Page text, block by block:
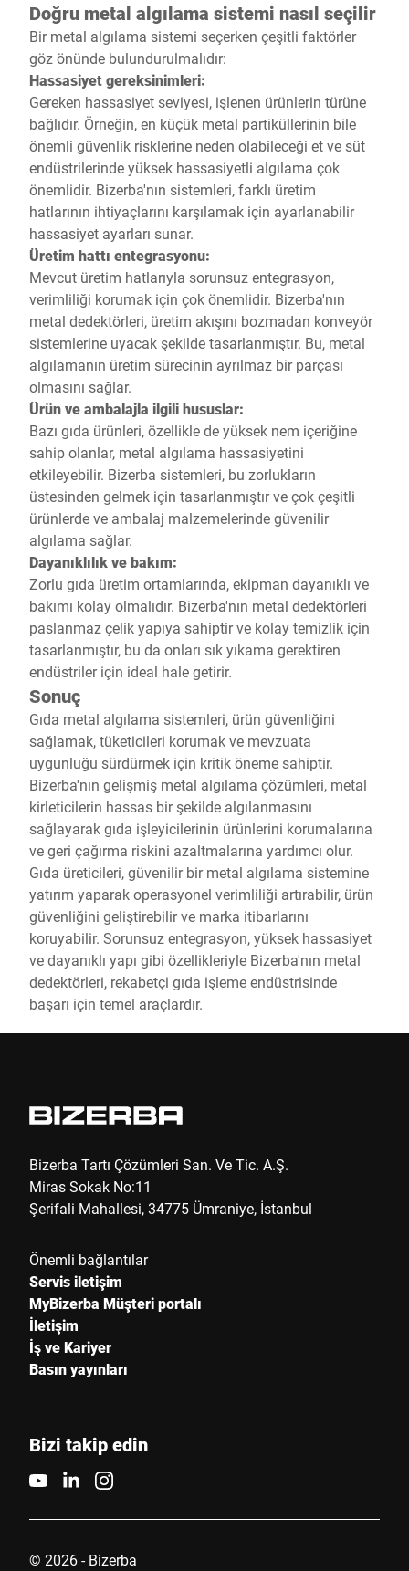
Doğru metal algılama sistemi nasıl seçilir
Bir metal algılama sistemi seçerken çeşitli faktörler
göz önünde bulundurulmalıdır:
Hassasiyet gereksinimleri:
Gereken hassasiyet seviyesi, işlenen ürünlerin türüne
bağlıdır. Örneğin, en küçük metal partiküllerinin bile
önemli güvenlik risklerine neden olabileceği et ve süt
endüstrilerinde yüksek hassasiyetli algılama çok
önemlidir. Bizerba'nın sistemleri, farklı üretim
hatlarının ihtiyaçlarını karşılamak için ayarlanabilir
hassasiyet ayarları sunar.
Üretim hattı entegrasyonu:
Mevcut üretim hatlarıyla sorunsuz entegrasyon,
verimliliği korumak için çok önemlidir. Bizerba'nın
metal dedektörleri, üretim akışını bozmadan konveyör
sistemlerine uyacak şekilde tasarlanmıştır. Bu, metal
algılamanın üretim sürecinin ayrılmaz bir parçası
olmasını sağlar.
Ürün ve ambalajla ilgili hususlar:
Bazı gıda ürünleri, özellikle de yüksek nem içeriğine
sahip olanlar, metal algılama hassasiyetini
etkileyebilir. Bizerba sistemleri, bu zorlukların
üstesinden gelmek için tasarlanmıştır ve çok çeşitli
ürünlerde ve ambalaj malzemelerinde güvenilir
algılama sağlar.
Dayanıklılık ve bakım:
Zorlu gıda üretim ortamlarında, ekipman dayanıklı ve
bakımı kolay olmalıdır. Bizerba'nın metal dedektörleri
paslanmaz çelik yapıya sahiptir ve kolay temizlik için
tasarlanmıştır, bu da onları sık yıkama gerektiren
endüstriler için ideal hale getirir.
Sonuç
Gıda metal algılama sistemleri, ürün güvenliğini
sağlamak, tüketicileri korumak ve mevzuata
uygunluğu sürdürmek için kritik öneme sahiptir.
Bizerba'nın gelişmiş metal algılama çözümleri, metal
kirleticilerin hassas bir şekilde algılanmasını
sağlayarak gıda işleyicilerinin ürünlerini korumalarına
ve geri çağırma riskini azaltmalarına yardımcı olur.
Gıda üreticileri, güvenilir bir metal algılama sistemine
yatırım yaparak operasyonel verimliliği artırabilir, ürün
güvenliğini geliştirebilir ve marka itibarlarını
koruyabilir. Sorunsuz entegrasyon, yüksek hassasiyet
ve dayanıklı yapı gibi özellikleriyle Bizerba'nın metal
dedektörleri, rekabetçi gıda işleme endüstrisinde
başarı için temel araçlardır.
Bizerba Tartı Çözümleri San. Ve Tic. A.Ş.
Miras Sokak No:11
Şerifali Mahallesi, 34775 Ümraniye, İstanbul
Önemli bağlantılar
Servis iletişim
MyBizerba Müşteri portalı
İletişim
İş ve Kariyer
Basın yayınları
Bizi takip edin
© 2026 - Bizerba